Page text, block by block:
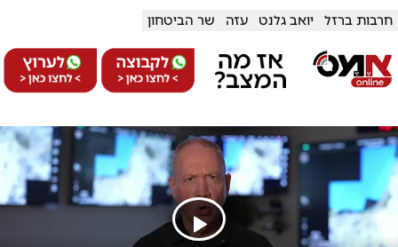
חרבות ברזל יואב גלנט עזה שר הביטחון